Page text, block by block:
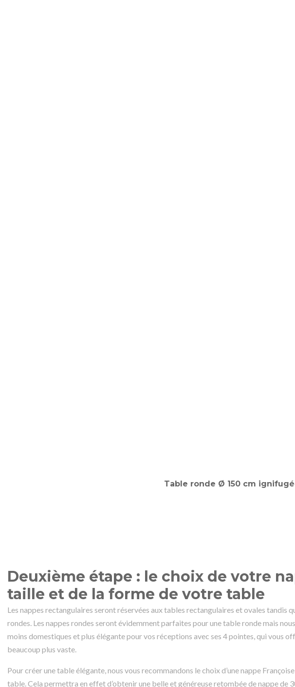
Deuxième étape : le choix de votre
taille et de la forme de votre table
Les nappes rectangulaires seront réservées aux tables rectangulaires et ovales tandis
rondes. Les nappes rondes seront évidemment parfaites pour une table ronde mais
moins domestiques et plus élégante pour vos réceptions avec ses 4 pointes, qui vous
beaucoup plus vaste.
Pour créer une table élégante, nous vous recommandons le choix d’une nappe
table. Cela permettra en effet d’obtenir une belle et généreuse retombée de nappe de